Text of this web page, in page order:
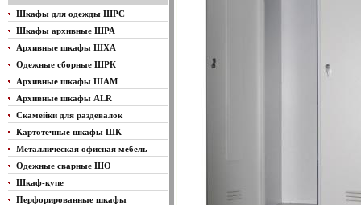
Шкафы для одежды ШРС
Шкафы архивные ШРА
Архивные шкафы ШХА
Одежные сборные ШРК
Архивные шкафы ШАМ
Архивные шкафы ALR
Скамейки для раздевалок
Картотечные шкафы ШК
Металлическая офисная мебель
Одежные сварные ШО
Шкаф-купе
Перфорированные шкафы